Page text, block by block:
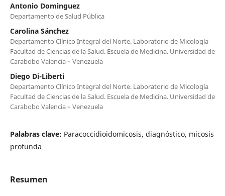
Antonio Dominguez
Departamento de Salud Pública
Carolina Sánchez
Departamento Clínico Integral del Norte. Laboratorio de Micología
Facultad de Ciencias de la Salud. Escuela de Medicina. Universidad de
Carabobo Valencia – Venezuela
Diego Di-Liberti
Departamento Clínico Integral del Norte. Laboratorio de Micología
Facultad de Ciencias de la Salud. Escuela de Medicina. Universidad de
Carabobo Valencia – Venezuela
Palabras clave: Paracoccidioidomicosis, diagnóstico, micosis
profunda
Resumen